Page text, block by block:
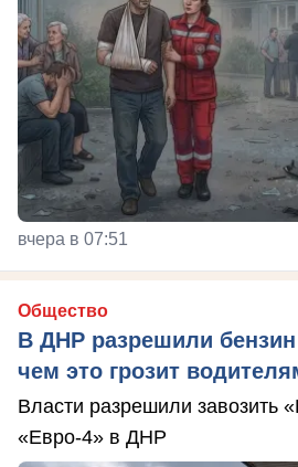
вчера в 07:51
Общество
В ДНР разрешили
чем это грозит
Власти разрешили завозить
«Евро-4» в ДНР